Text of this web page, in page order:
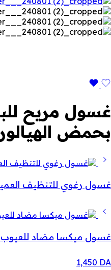
غسول مريح
بحمض
غسول رغوي للتنظيف
غسول ميكسا مضاد
1,450 DA